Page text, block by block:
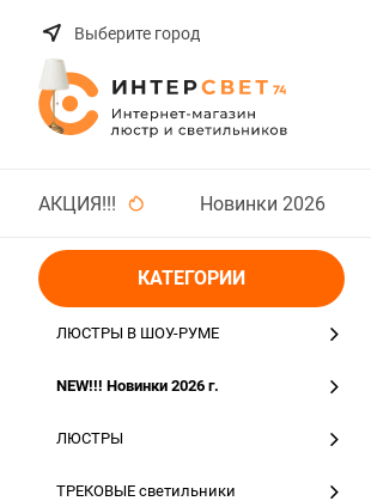
Выберите город
АКЦИЯ!!! Новинки 2026
КАТЕГОРИИ
ЛЮСТРЫ В ШОУ-РУМЕ
NEW!!! Новинки 2026 г.
ЛЮСТРЫ
ТРЕКОВЫЕ светильники